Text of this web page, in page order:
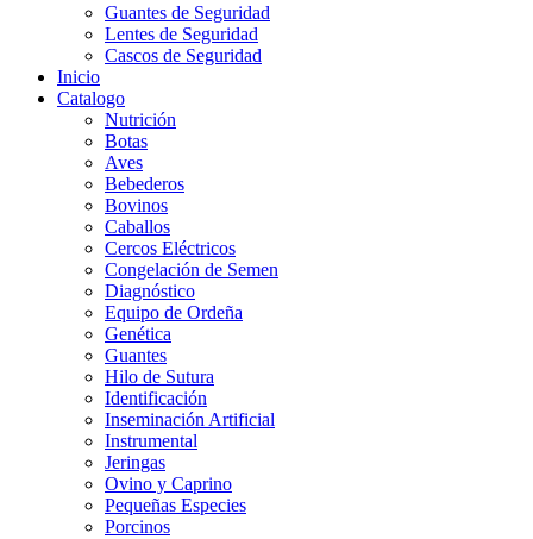
Guantes de Seguridad
Lentes de Seguridad
Cascos de Seguridad
Inicio
Catalogo
Nutrición
Botas
Aves
Bebederos
Bovinos
Caballos
Cercos Eléctricos
Congelación de Semen
Diagnóstico
Equipo de Ordeña
Genética
Guantes
Hilo de Sutura
Identificación
Inseminación Artificial
Instrumental
Jeringas
Ovino y Caprino
Pequeñas Especies
Porcinos